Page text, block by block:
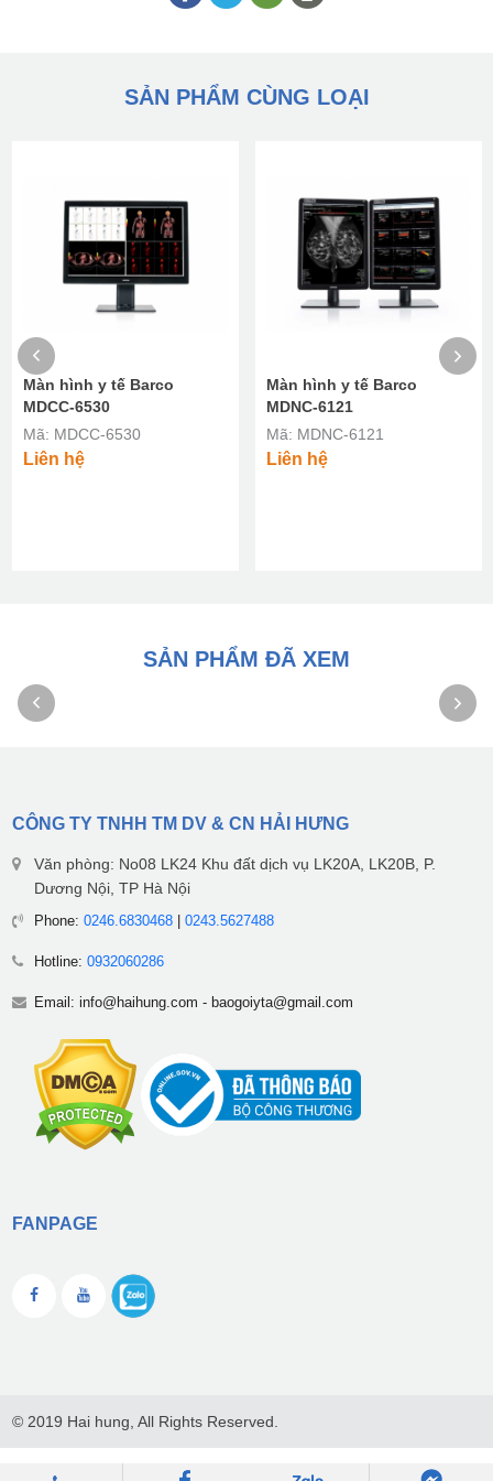
SẢN PHẨM CÙNG LOẠI
Màn hình y tế Barco
MDCC-6530
Mã: MDCC-6530
Liên hệ
Màn hình y tế Barco
MDNC-6121
Mã: MDNC-6121
Liên hệ
SẢN PHẨM ĐÃ XEM
CÔNG TY TNHH TM DV & CN HẢI HƯNG
Văn phòng: No08 LK24 Khu đất dịch vụ LK20A, LK20B, P.
Dương Nội, TP Hà Nội
Phone: 0246.6830468| 0243.5627488
Hotline: 0932060286
Email: info@haihung.com - baogoiyta@gmail.com
FANPAGE
© 2019 Hai hung, All Rights Reserved.